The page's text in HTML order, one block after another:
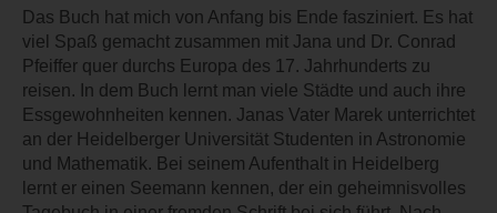
Das Buch hat mich von Anfang bis Ende fasziniert. Es hat
viel Spaß gemacht zusammen mit Jana und Dr. Conrad
Pfeiffer quer durchs Europa des 17. Jahrhunderts zu
reisen. In dem Buch lernt man viele Städte und auch ihre
Essgewohnheiten kennen. Janas Vater Marek unterrichtet
an der Heidelberger Universität Studenten in Astronomie
und Mathematik. Bei seinem Aufenthalt in Heidelberg
lernt er einen Seemann kennen, der ein geheimnisvolles